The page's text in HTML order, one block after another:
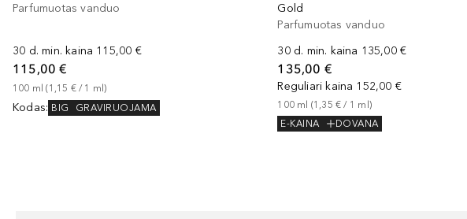
Parfumuotas vanduo
30 d. min. kaina 115,00 €
115,00 €
100 ml (1,15 € / 1 ml)
Kodas: BIG GRAVIRUOJAMA
Gold
Parfumuotas vanduo
30 d. min. kaina 135,00 €
135,00 €
Reguliari kaina 152,00 €
100 ml (1,35 € / 1 ml )
E-KAINA
DOVANA